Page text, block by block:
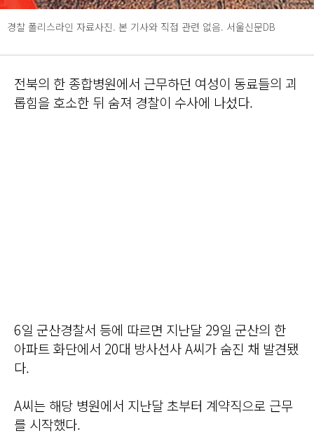
경찰 폴리스라인 자료사진. 본 기사와 직접 관련 없음. 서울신문DB
전북의 한 종합병원에서 근무하던 여성이 동료들의 괴
롭힘을 호소한 뒤 숨져 경찰이 수사에 나섰다.
6일 군산경찰서 등에 따르면 지난달 29일 군산의 한
아파트 화단에서 20대 방사선사 A씨가 숨진 채 발견됐
다.
A씨는 해당 병원에서 지난달 초부터 계약직으로 근무
를 시작했다.